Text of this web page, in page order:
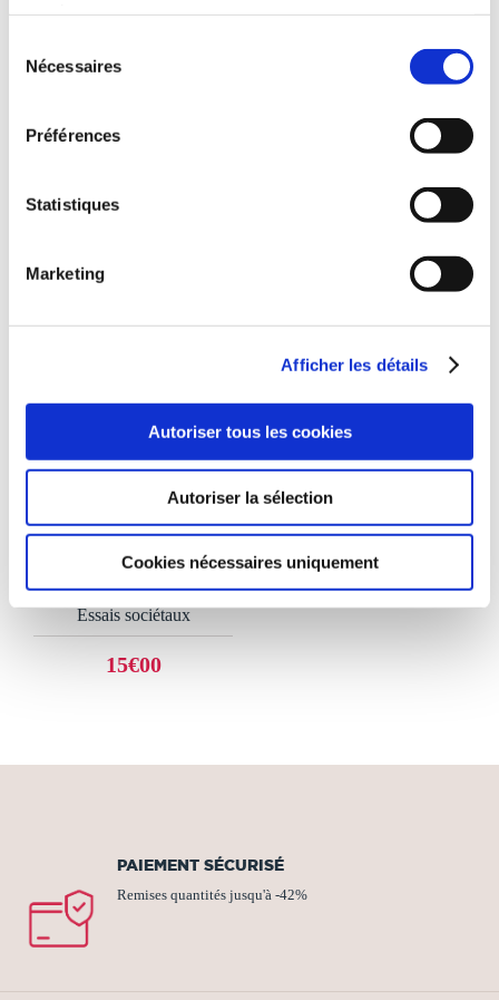
Nécessaires
Préférences
Statistiques
Marketing
Afficher les détails
Autoriser tous les cookies
Autoriser la sélection
Cookies nécessaires uniquement
Nouvelles régionales
21€00
Essais sociétaux
(0 avis)
Yves FARGE
MÉMOIRES TOME 1
Essais sociétaux
15€00
PAIEMENT SÉCURISÉ
Remises quantités jusqu'à -42%